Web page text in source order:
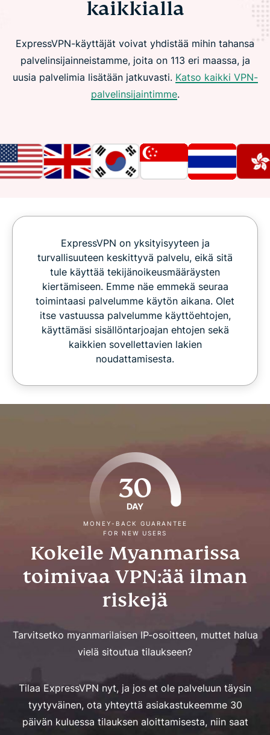
kaikkialla
ExpressVPN-käyttäjät voivat yhdistää mihin tahansa
palvelinsijainneistamme, joita on 113 eri maassa, ja
uusia palvelimia lisätään jatkuvasti. Katso kaikki VPN-
palvelinsijaintimme.
ExpressVPN on yksityisyyteen ja
turvallisuuteen keskittyvä palvelu, eikä sitä
tule käyttää tekijänoikeusmääräysten
kiertämiseen. Emme näe emmekä seuraa
toimintaasi palvelumme käytön aikana. Olet
itse vastuussa palvelumme käyttöehtojen,
käyttämäsi sisällöntarjoajan ehtojen sekä
kaikkien sovellettavien lakien
noudattamisesta.
30
DAY
MONEY-BACK GUARANTEE
FOR NEW USERS
Kokeile Myanmarissa
toimivaa VPN:ää ilman
riskejä
Tarvitsetko myanmarilaisen IP-osoitteen, muttet halua
vielä sitoutua tilaukseen?
Tilaa ExpressVPN nyt, ja jos et ole palveluun täysin
tyytyväinen, ota yhteyttä asiakastukeemme 30
päivän kuluessa tilauksen aloittamisesta, niin saat